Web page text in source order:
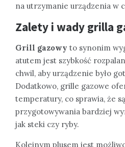
na utrzymanie urządzenia w
Zalety i wady grilla
Grill gazowy to synonim
atutem jest szybkość
chwil, aby urządzenie było
Dodatkowo, grille gazowe
temperatury, co sprawia, że
przygotowywania bardziej
jak steki czy ryby.
Kolejnym plusem jest